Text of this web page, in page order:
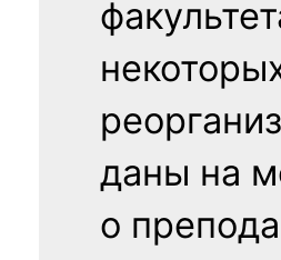
даны на
о